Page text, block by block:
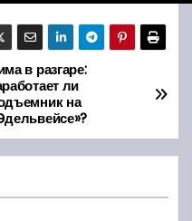
в разгаре:
ли
на